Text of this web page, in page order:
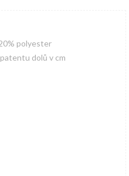
polyester
dolů v cm